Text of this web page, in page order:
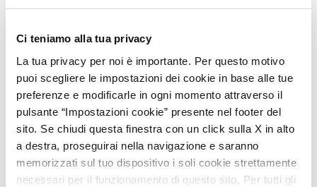
Ci teniamo alla tua privacy
La tua privacy per noi è importante. Per questo motivo
puoi scegliere le impostazioni dei cookie in base alle tue
preferenze e modificarle in ogni momento attraverso il
pulsante “Impostazioni cookie” presente nel footer del
sito. Se chiudi questa finestra con un click sulla X in alto
a destra, proseguirai nella navigazione e saranno
memorizzati sul tuo dispositivo i soli cookie strettamente
necessari per il funzionamento di questo sito. Per tutti gli
map Mostra su mappa